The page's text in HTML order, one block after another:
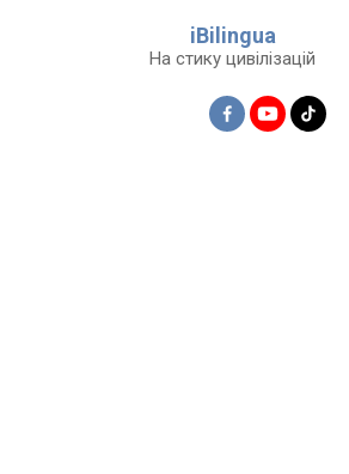
iBilingua
На стику цивілізацій